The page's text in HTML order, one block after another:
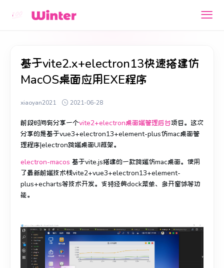
基于vite2.x+electron13快速搭建仿
MacOS桌面应用EXE程序
xiaoyan2021 2021-06-28
前段时间有分享一个vite2+electron桌面端管理后台项目。这次
分享的是基于vue3+electron13+element-plus仿mac桌面管
理程序|electron跨端桌面UI框架。
electron-macos 基于vite.js搭建的一款跨端仿mac桌面。使用
了最新前端技术栈vite2+vue3+electron13+element-
plus+echarts等技术开发。支持经典dock菜单、多开窗体等功
能。